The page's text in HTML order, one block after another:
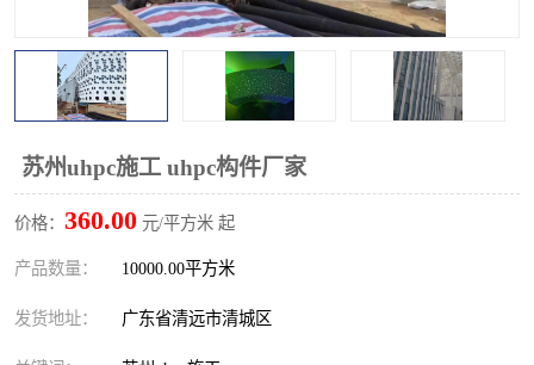
苏州uhpc施工 uhpc构件厂家
价格： 360.00 元/平方米 起
产品数量： 10000.00平方米
发货地址： 广东省清远市清城区